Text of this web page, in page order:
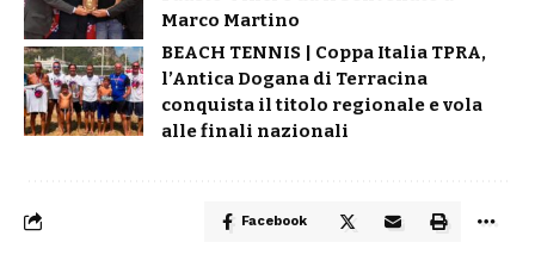
Marco Martino
BEACH TENNIS | Coppa Italia TPRA,
l’Antica Dogana di Terracina
conquista il titolo regionale e vola
alle finali nazionali
Facebook